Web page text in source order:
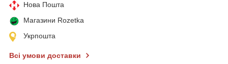
Нова Пошта
Магазини Rozetka
Укрпошта
Всі умови доставки